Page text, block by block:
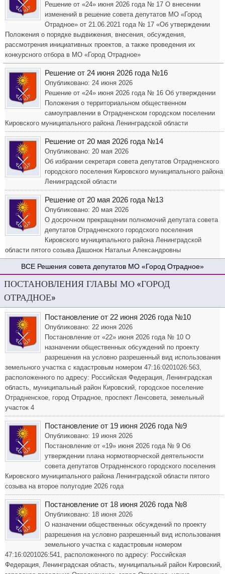
Решение от «24» июня 2026 года № 17 О внесении
изменений в решение совета депутатов МО «Город
Отрадное» от 21.06.2021 года № 17 «Об утверждении
Положения о порядке выдвижения, внесения, обсуждения,
рассмотрения инициативных проектов, а также проведения их
конкурсного отбора в МО «Город Отрадное»
Решение от 24 июня 2026 года №16
Опубликовано: 24 июня 2026
Решение от «24» июня 2026 года № 16 Об утверждении
Положения о территориальном общественном
самоуправлении в Отрадненском городском поселении
Кировского муниципального района Ленинградской области
Решение от 20 мая 2026 года №14
Опубликовано: 20 мая 2026
Об избрании секретаря совета депутатов Отрадненского
городского поселения Кировского муниципального района
Ленинградской области
Решение от 20 мая 2026 года №13
Опубликовано: 20 мая 2026
О досрочном прекращении полномочий депутата совета
депутатов Отрадненского городского поселения
Кировского муниципального района Ленинградской
области пятого созыва Дашонок Натальи Александровны
Решения совета депутатов МО «Город Отрадное»
ПОСТАНОВЛЕНИЯ ГЛАВЫ МО «ГОРОД
ОТРАДНОЕ»
Постановление от 22 июня 2026 года №10
Опубликовано: 22 июня 2026
Постановление от «22» июня 2026 года № 10 О
назначении общественных обсуждений по проекту
разрешения на условно разрешенный вид использования
земельного участка с кадастровым номером 47:16:0201026:563,
расположенного по адресу: Российская Федерация, Ленинградская
область, муниципальный район Кировский, городское поселение
Отрадненское, город Отрадное, проспект Ленсовета, земельный
участок 4
Постановление от 19 июня 2026 года №9
Опубликовано: 19 июня 2026
Постановление от «19» июня 2026 года № 9 Об
утверждении плана нормотворческой деятельности
совета депутатов Отрадненского городского поселения
Кировского муниципального района Ленинградской области пятого
созыва на второе полугодие 2026 года
Постановление от 18 июня 2026 года №8
Опубликовано: 18 июня 2026
О назначении общественных обсуждений по проекту
разрешения на условно разрешенный вид использования
земельного участка с кадастровым номером
47:16:0201026:541, расположенного по адресу: Российская
Федерация, Ленинградская область, муниципальный район Кировский,